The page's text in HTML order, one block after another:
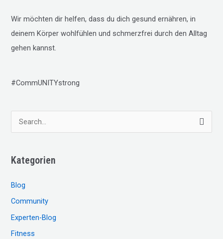
Wir möchten dir helfen, dass du dich gesund ernähren, in
deinem Körper wohlfühlen und schmerzfrei durch den Alltag
gehen kannst.
#CommUNITYstrong
u
h
n
n
a
c
Kategorien
Blog
Community
Experten-Blog
Fitness